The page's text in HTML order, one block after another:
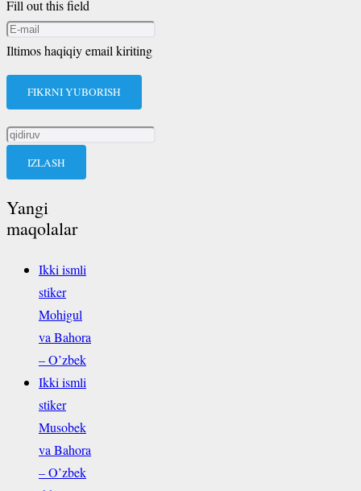
Fill out this field
Iltimos haqiqiy email kiriting
FIKRNI YUBORISH
Qidirshish:
Yangi
maqolalar
Ikki ismli
stiker
Mohigul
va Bahora
– O’zbek
Ikki ismli
stiker
Musobek
va Bahora
– O’zbek